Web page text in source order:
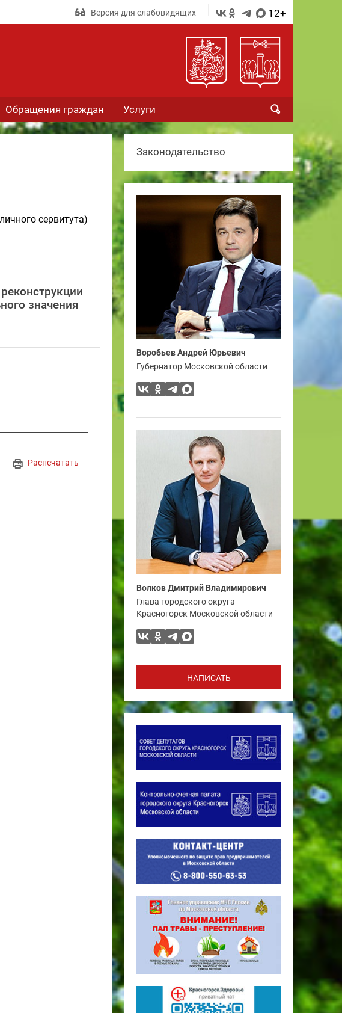
Версия для слабовидящих 12+
Обращения граждан Услуги
сервитута)
значения
Распечатать
Законодательство
Воробьев Андрей Юрьевич
Губернатор Московской области
Волков Дмитрий Владимирович
Глава городского округа
Красногорск Московской области
НАПИСАТЬ